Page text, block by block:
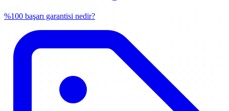
%100 başarı garantisi nedir?